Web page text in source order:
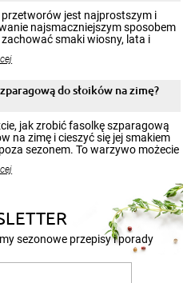
przetworów jest najprostszym i
najsmaczniejszym sposobem
zachować smaki wiosny, lata i
by cieszyć nimi oko w sezonie
atmosferę cieplejszych
Przygotowanie słoików ze
zawartością musi obejmować
pozwolą zachować świeżość
do słoików na zimę?
jak zrobić fasolkę szparagową
na zimę i cieszyć się jej smakiem
sezonem. To warzywo możecie
sezonowe przepisy i porady